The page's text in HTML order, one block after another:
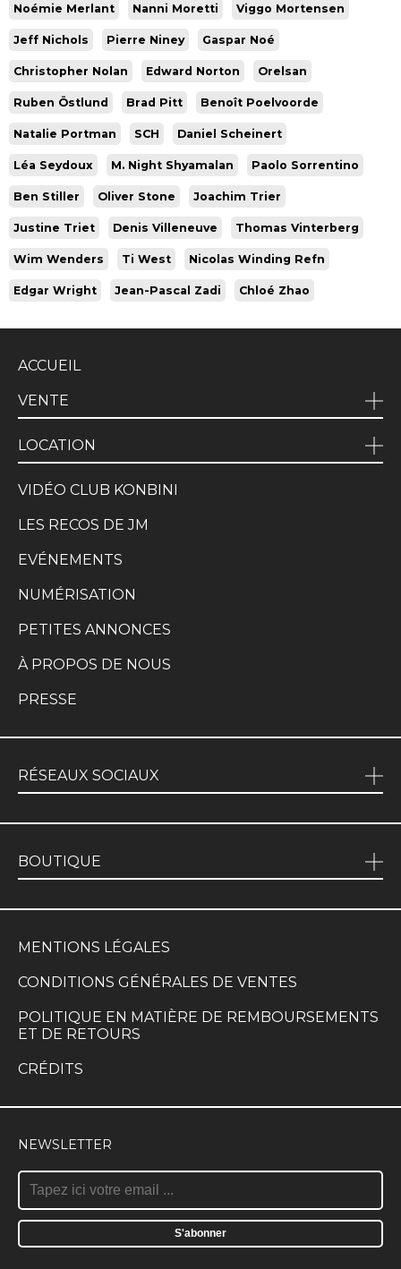
Noémie Merlant Nanni Moretti Viggo Mortensen
Jeff Nichols Pierre Niney Gaspar Noé
Christopher Nolan Edward Norton Orelsan
Ruben Östlund Brad Pitt Benoît Poelvoorde
Natalie Portman SCH Daniel Scheinert
Léa Seydoux M. Night Shyamalan Paolo Sorrentino
Ben Stiller Oliver Stone Joachim Trier
Justine Triet Denis Villeneuve Thomas Vinterberg
Wim Wenders Ti West Nicolas Winding Refn
Edgar Wright Jean-Pascal Zadi Chloé Zhao
ACCUEIL
VENTE
LOCATION
VIDÉO CLUB KONBINI
LES RECOS DE JM
EVÉNEMENTS
NUMÉRISATION
PETITES ANNONCES
À PROPOS DE NOUS
PRESSE
RÉSEAUX SOCIAUX
BOUTIQUE
MENTIONS LÉGALES
CONDITIONS GÉNÉRALES DE VENTES
POLITIQUE EN MATIÈRE DE REMBOURSEMENTS
ET DE RETOURS
CRÉDITS
NEWSLETTER